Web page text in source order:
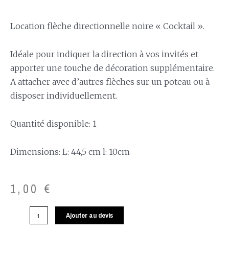
Location flèche directionnelle noire « Cocktail ».
Idéale pour indiquer la direction à vos invités et
apporter une touche de décoration supplémentaire.
A attacher avec d’autres flèches sur un poteau ou à
disposer individuellement.
Quantité disponible: 1
Dimensions: L: 44,5 cm l: 10cm
1,00 €
Ajouter au devis